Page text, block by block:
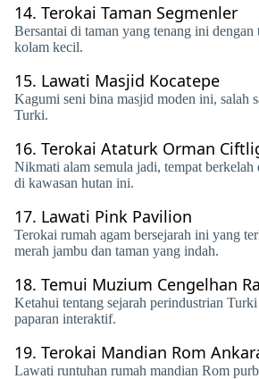
14. Terokai Taman Segmenler
Bersantai di taman yang tenang ini dengan
kolam kecil.
15. Lawati Masjid Kocatepe
Kagumi seni bina masjid moden ini, salah
Turki.
16. Terokai Ataturk Orman
Nikmati alam semula jadi, tempat berkelah
di kawasan hutan ini.
17. Lawati Pink Pavilion
Terokai rumah agam bersejarah ini yang
merah jambu dan taman yang indah.
18. Temui Muzium Cengelhan
Ketahui tentang sejarah perindustrian
paparan interaktif.
19. Terokai Mandian Rom
Lawati runtuhan rumah mandian Rom